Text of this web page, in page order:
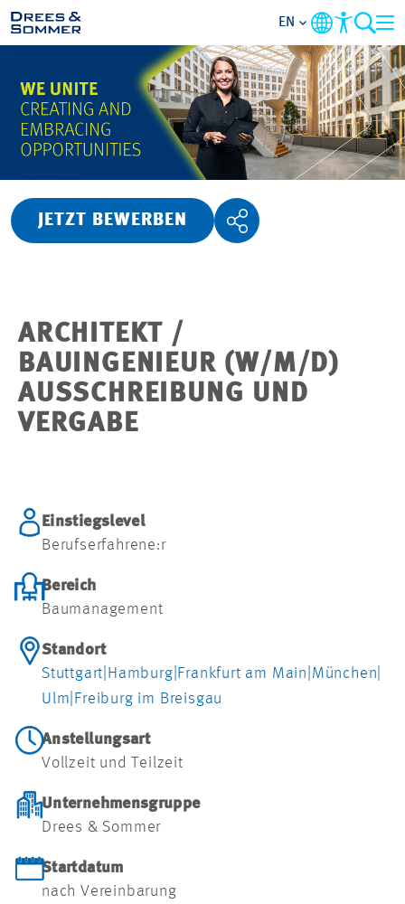
OVERVIEW
ABOUT US
AREAS OF ACTIVITY
ALL ABOUT APPLYING
JOB-OPPORTUNITIES
EN
JETZT BEWERBEN
ARCHITEKT /
BAUINGENIEUR (W/M/D)
AUSSCHREIBUNG UND
VERGABE
Einstiegslevel
Berufserfahrene:r
Bereich
Baumanagement
Standort
Stuttgart Hamburg Frankfurt am Main München
Ulm Freiburg im Breisgau
Anstellungsart
Vollzeit und Teilzeit
Unternehmensgruppe
Drees & Sommer
Startdatum
nach Vereinbarung